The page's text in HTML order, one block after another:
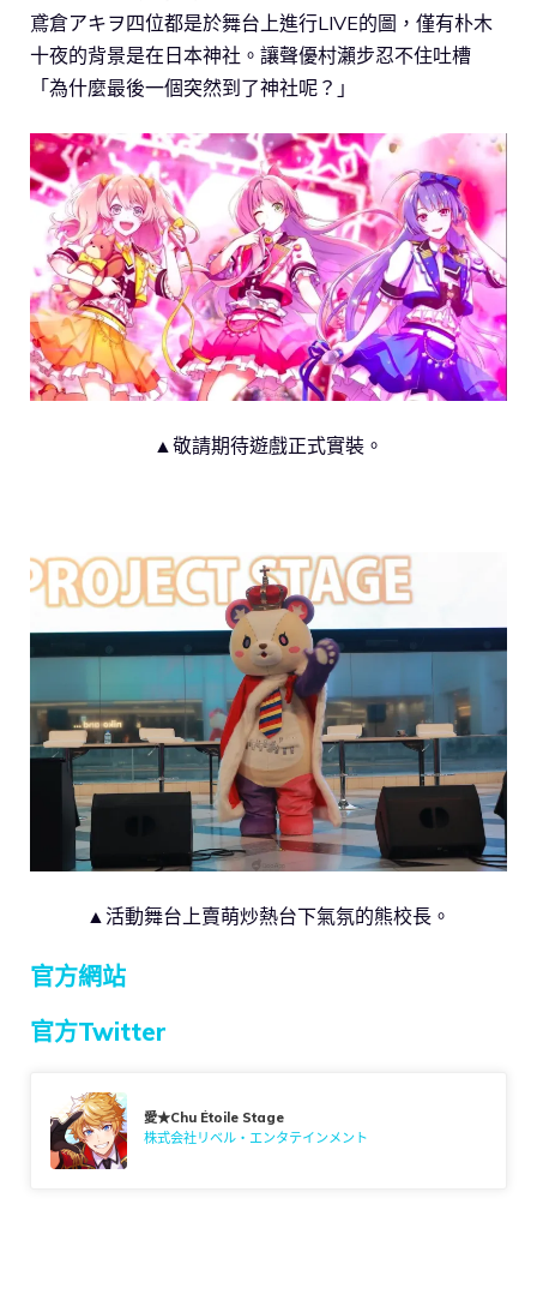
鳶倉アキヲ四位都是於舞台上進行LIVE的圖，僅有朴木
十夜的背景是在日本神社。讓聲優村瀨步忍不住吐槽
「為什麼最後一個突然到了神社呢？」
▲敬請期待遊戲正式實裝。
▲活動舞台上賣萌炒熱台下氣氛的熊校長。
官方網站
官方Twitter
愛★Chu Étoile Stage
株式会社リベル・エンタテインメント